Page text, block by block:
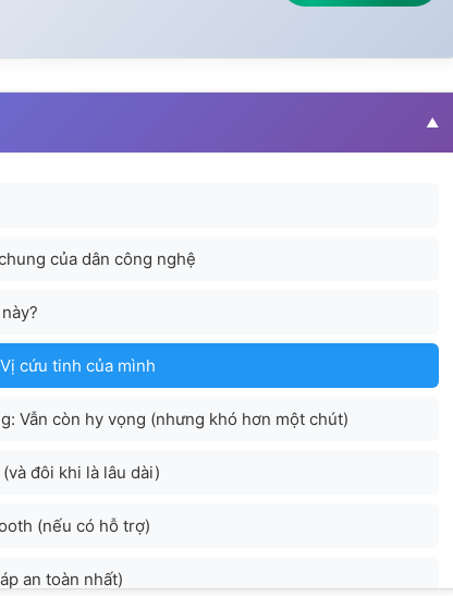
▲
của dân công nghệ
cứu tinh của mình
Vẫn còn hy vọng (nhưng khó hơn một chút)
đôi khi là lâu dài)
(nếu có hỗ trợ)
an toàn nhất)